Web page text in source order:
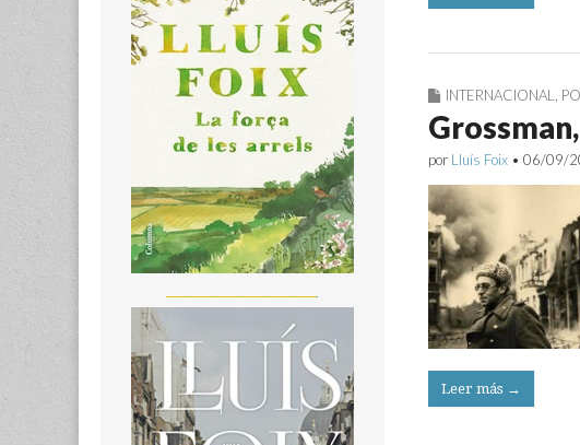
INTERNACIONAL
por Lluís Foix • 06/09/
Leer más →